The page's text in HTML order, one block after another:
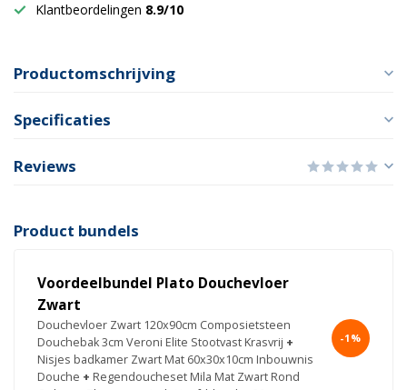
Klantbeordelingen 8.9/10
Productomschrijving
Specificaties
Reviews
Product bundels
Voordeelbundel Plato Douchevloer
Zwart
Douchevloer Zwart 120x90cm Composietsteen
Douchebak 3cm Veroni Elite Stootvast Krasvrij +
Nisjes badkamer Zwart Mat 60x30x10cm Inbouwnis
Douche + Regendoucheset Mila Mat Zwart Rond
-1%